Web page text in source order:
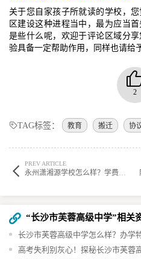
关于您自家孩子所就读的学校，
区建设这种进程当中，最为应当
是些什么呢，欢迎于评论区域分
验具备一定帮助作用，同样也请给
2
TAG标签： 教育 搬迁 协
PREV ARTICLE
“长沙市芙蓉高级中学”相关
长沙市芙蓉高级中学怎么样？办学
高考失利别灰心！探秘长沙市芙蓉